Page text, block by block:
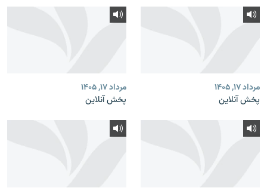
مرداد ۱۷, ۱۴۰۵
پخش آنلاین
مرداد ۱۷, ۱۴۰۵
پخش آنلاین